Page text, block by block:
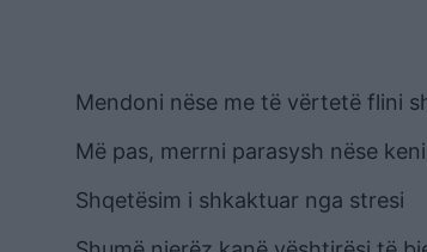
Mendoni nëse me të vërtetë flini
Më pas, merrni parasysh nëse
Shqetësim i shkaktuar nga stresi